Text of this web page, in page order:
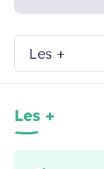
Les +
Les +